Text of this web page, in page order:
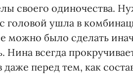
своего одиночества.
головой ушла в
можно было сделать
Нина всегда
перед тем, как